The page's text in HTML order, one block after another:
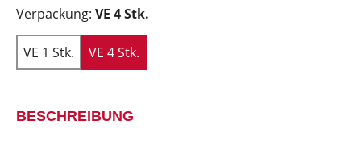
Verpackung: VE 4 Stk.
VE 1 Stk. VE 4 Stk.
BESCHREIBUNG